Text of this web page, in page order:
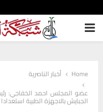
PRIMARY
Home
أخبار الناصرية
عضو المجلس احمد الخفاجي:
الجبايش بالاجهزة الطبية